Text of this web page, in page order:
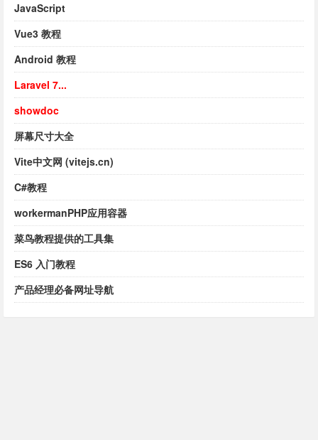
JavaScript
Vue3 教程
Android 教程
Laravel 7...
showdoc
屏幕尺寸大全
Vite中文网 (vitejs.cn)
C#教程
workermanPHP应用容器
菜鸟教程提供的工具集
ES6 入门教程
产品经理必备网址导航